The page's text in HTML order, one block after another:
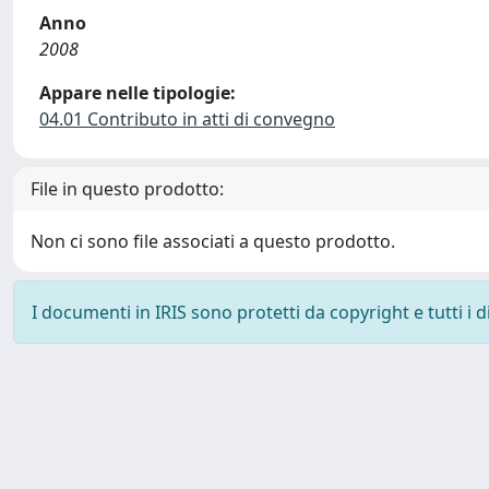
Anno
2008
Appare nelle tipologie:
04.01 Contributo in atti di convegno
File in questo prodotto:
Non ci sono file associati a questo prodotto.
I documenti in IRIS sono protetti da copyright e tutti i